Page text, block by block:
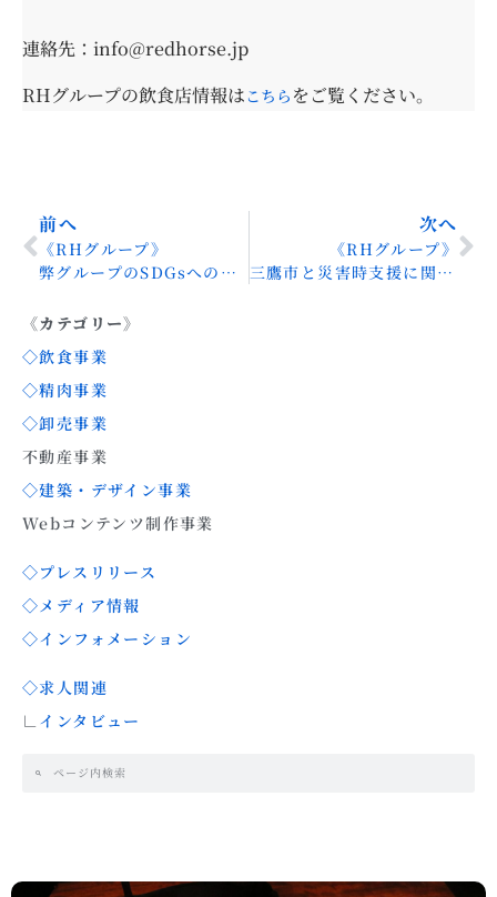
連絡先：info@redhorse.jp
RHグループの飲食店情報は こちら をご覧ください。
前へ
《RHグループ》
弊グループのSDGsへの取り組み
次へ
《RHグループ》
三鷹市と災害時支援に関する協定を締結しました
《カテゴリー》
◇飲食事業
◇精肉事業
◇卸売事業
不動産事業
◇建築・デザイン事業
Webコンテンツ制作事業
◇プレスリリース
◇メディア情報
◇インフォメーション
◇求人関連
∟インタビュー